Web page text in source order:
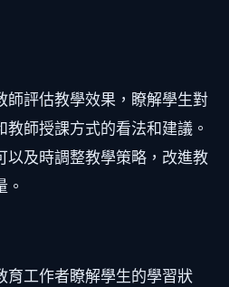
師評估教學效果，瞭解學生對
師授課方式的看法和建議。
以及時調整教學策略，改進教
。
育工作者瞭解學生的學習狀